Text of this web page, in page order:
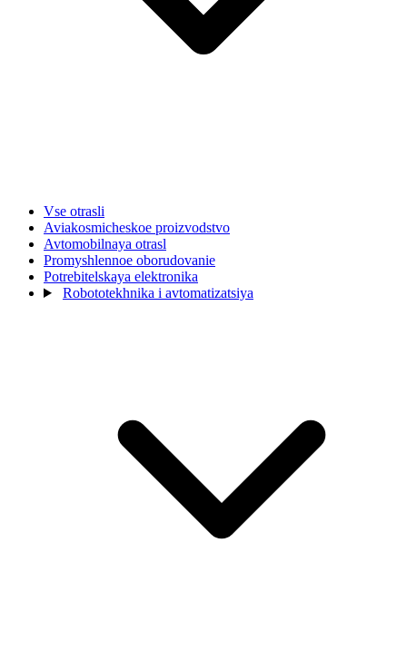
Vse otrasli
Aviakosmicheskoe proizvodstvo
Avtomobilnaya otrasl
Promyshlennoe oborudovanie
Potrebitelskaya elektronika
Robototekhnika i avtomatizatsiya